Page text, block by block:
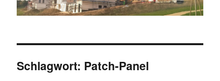
Schlagwort: Patch-Panel